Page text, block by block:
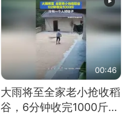
00:46
大雨将至全家老小抢收稻
谷，6分钟收完1000斤，